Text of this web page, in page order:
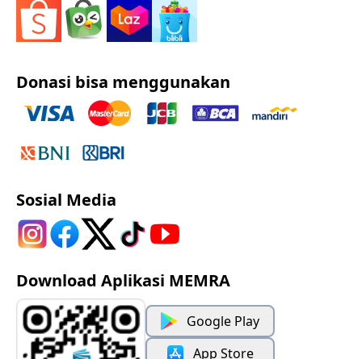
Donasi bisa menggunakan
Sosial Media
Download Aplikasi MEMRA
Google Play
App Store